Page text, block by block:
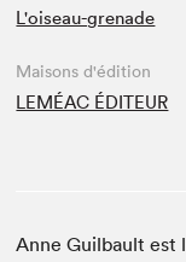
L'oiseau-grenade
Maisons d'édition
LEMÉAC ÉDITEUR
Anne Guilbault est